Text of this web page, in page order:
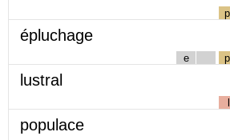
épluchage
e
lustral
l
populace